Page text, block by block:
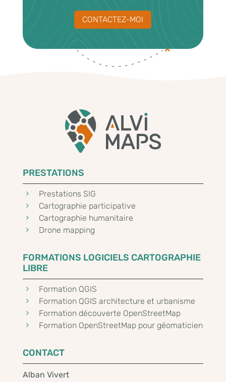
CONTACTEZ-MOI
PRESTATIONS
5 Prestations SIG
5 Cartographie participative
5 Cartographie humanitaire
5 Drone mapping
FORMATIONS LOGICIELS CARTOGRAPHIE
LIBRE
5 Formation QGIS
5 Formation QGIS architecture et urbanisme
5 Formation découverte OpenStreetMap
5 Formation OpenStreetMap pour géomaticien
CONTACT
Alban Vivert